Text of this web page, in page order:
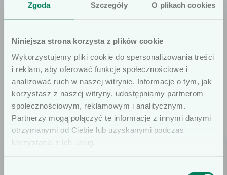
Zgoda Szczegóły O plikach cookies
Niniejsza strona korzysta z plików cookie
Wykorzystujemy pliki cookie do spersonalizowania treści
i reklam, aby oferować funkcje społecznościowe i
analizować ruch w naszej witrynie. Informacje o tym, jak
korzystasz z naszej witryny, udostępniamy partnerom
społecznościowym, reklamowym i analitycznym.
Partnerzy mogą połączyć te informacje z innymi danymi
otrzymanymi od Ciebie lub uzyskanymi podczas
korzystania z ich usług.
OFERTA
Sprawdź także
Szanowni użytkownicy
Informujemy, że prezentowane artykuły